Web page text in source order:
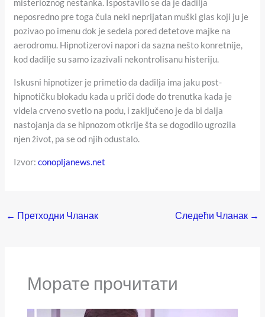
misterioznog nestanka. Ispostavilo se da je dadilja
neposredno pre toga čula neki neprijatan muški glas koji ju je
pozivao po imenu dok je sedela pored detetove majke na
aerodromu. Hipnotizerovi napori da sazna nešto konretnije,
kod dadilje su samo izazivali nekontrolisanu histeriju.
Iskusni hipnotizer je primetio da dadilja ima jaku post-
hipnotičku blokadu kada u priči dođe do trenutka kada je
videla crveno svetlo na podu, i zaključeno je da bi dalja
nastojanja da se hipnozom otkrije šta se dogodilo ugrozila
njen život, pa se od njih odustalo.
Izvor:conopljanews.net
← Претходни Чланак Следећи Чланак →
Морате прочитати